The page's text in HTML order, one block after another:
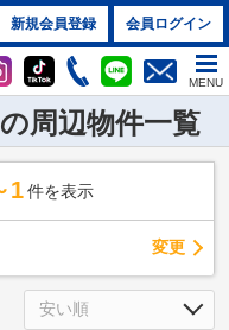
新規会員登録 会員ログイン
MENU
周辺物件一覧
1 件を表示
変更